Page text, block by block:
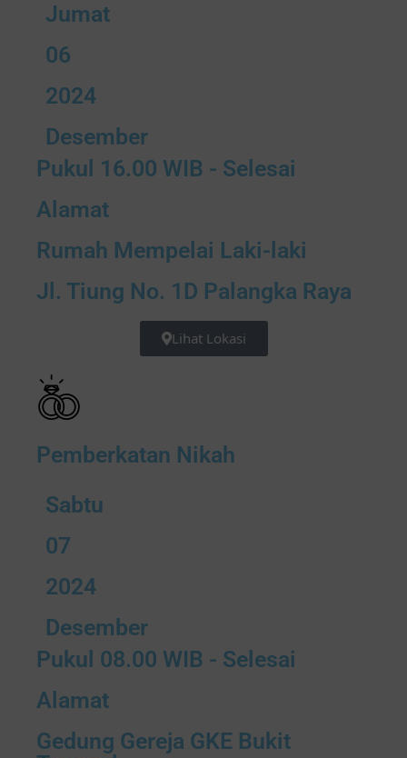
Jumat
06
2024
Desember
Pukul 16.00 WIB - Selesai
Alamat
Rumah Mempelai Laki-laki
Jl. Tiung No. 1D Palangka Raya
Lihat Lokasi
Pemberkatan Nikah
Sabtu
07
2024
Desember
Pukul 08.00 WIB - Selesai
Alamat
Gedung Gereja GKE Bukit